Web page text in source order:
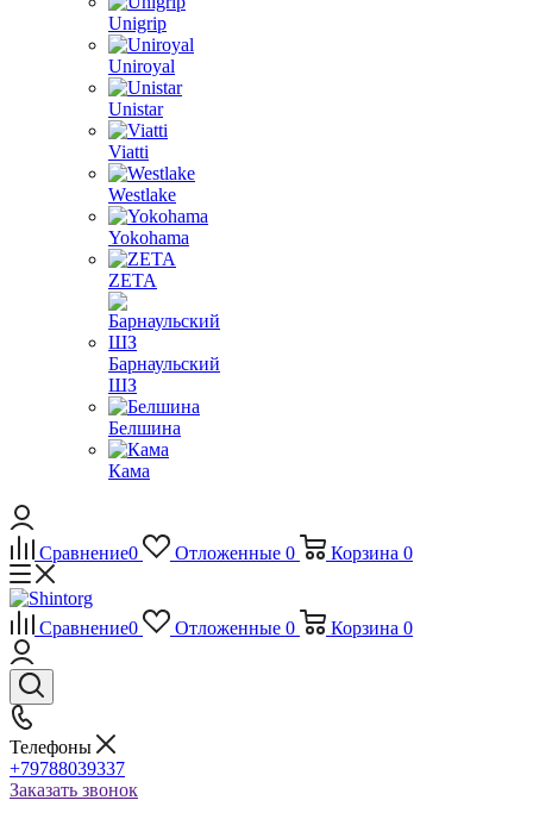
Unigrip
Uniroyal
Unistar
Viatti
Westlake
Yokohama
ZETA
Барнаульский
ШЗ
Белшина
Кама
Сравнение0 Отложенные 0 Корзина 0
Сравнение0 Отложенные 0 Корзина 0
Телефоны
+79788039337
Заказать звонок